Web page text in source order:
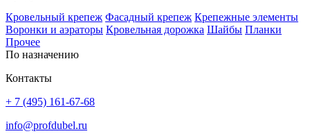
Кровельный крепеж Фасадный крепеж Крепежные элементы
Воронки и аэраторы Кровельная дорожка Шайбы Планки
Прочее
По назначению
Контакты
+ 7 (495) 161-67-68
info@profdubel.ru